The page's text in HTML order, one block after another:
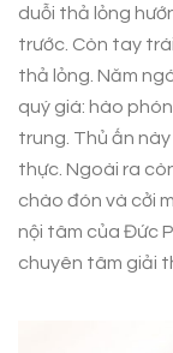
duỗi thả lỏng
trước. Còn tay
thả lỏng. Năm
quý giá: hào
trung. Thủ ấn
thực. Ngoài ra
chào đón và cởi
nội tâm của Đức
chuyên tâm giải